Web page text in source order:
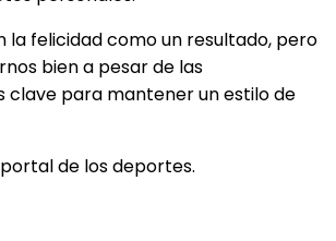
la felicidad como un resultado, pero
bien a pesar de las
clave para mantener un estilo de
de los deportes.